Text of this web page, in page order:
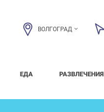
ВОЛГОГРАД
ЕДА РАЗВЛЕЧЕНИЯ